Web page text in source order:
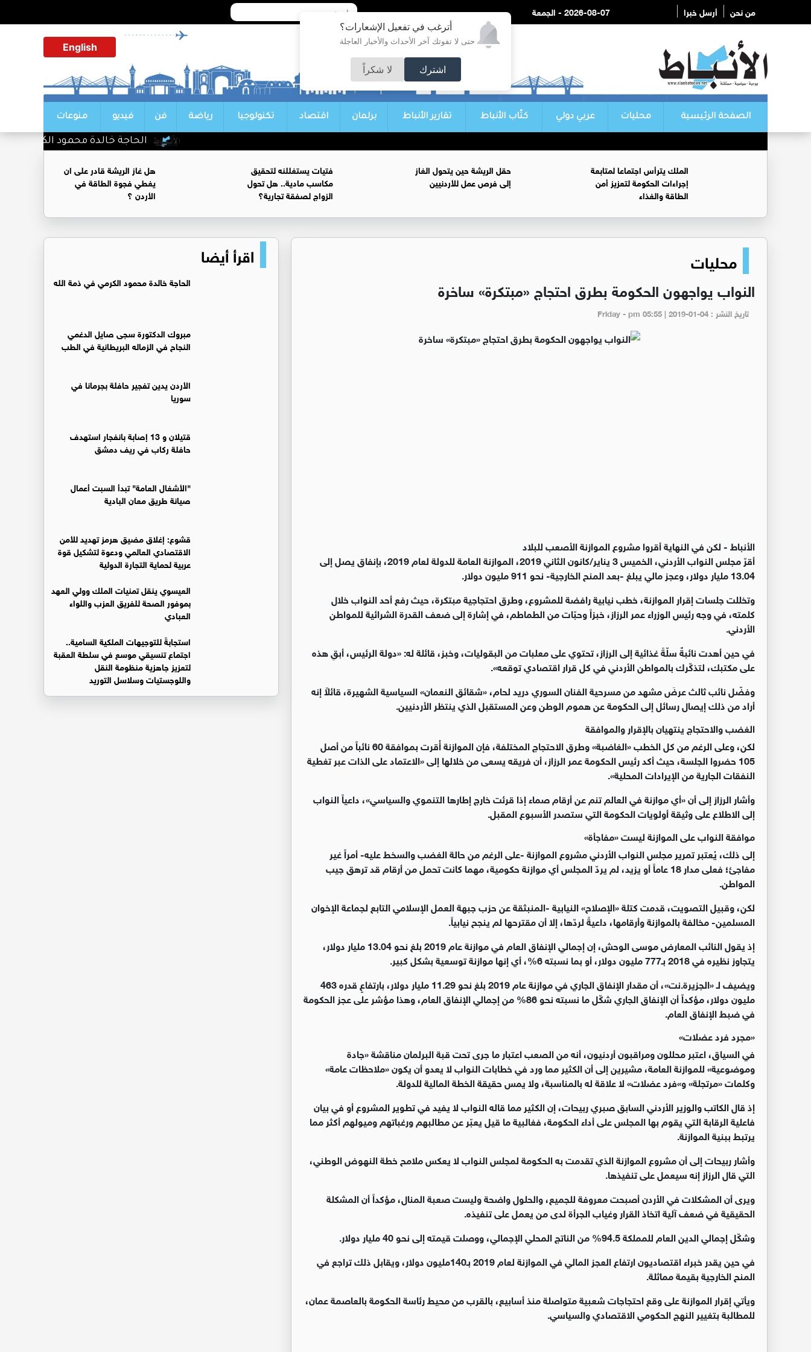
أترغب في تفعيل الإشعارات؟
حتى لا تفوتك آخر الأحداث والأخبار العاجلة
اشترك لا شكراً
من نحن أرسل خبرا 2026-08-07 - الجمعة
English
الصفحة الرئيسية محليات عربي دولي كتّاب الأنباط تقارير الأنباط برلمان اقتصاد تكنولوجيا رياضة فن فيديو منوعات
الحاجة خالدة محمود الكرمي في ذمة
الملك يترأس اجتماعا لمتابعة
إجراءات الحكومة لتعزيز أمن
الطاقة والغذاء
حقل الريشة حين يتحول الغاز
إلى فرص عمل للأردنيين
فتيات يستغللنه لتحقيق
مكاسب مادية.. هل تحول
الزواج لصفقة تجارية؟
هل غاز الريشة قادر على ان
يغطي فجوة الطاقة في
الأردن ؟
محليات
النواب يواجهون الحكومة بطرق احتجاج «مبتكرة» ساخرة
تاريخ النشر : Friday - pm 05:55 | 2019-01-04
الأنباط -لكن في النهاية أقروا مشروع الموازنة الأصعب للبلاد
أقرّ مجلس النواب الأردني، الخميس 3 يناير/كانون الثاني 2019، الموازنة العامة للدولة لعام 2019، بإنفاق يصل إلى
13.04 مليار دولار، وعجز مالي يبلغ -بعد المنح الخارجية- نحو 911 مليون دولار.
وتخللت جلسات إقرار الموازنة، خطب نيابية رافضة للمشروع، وطرق احتجاجية مبتكرة، حيث رفع أحد النواب خلال
كلمته، في وجه رئيس الوزراء عمر الرزاز، خبزاً وحبّات من الطماطم، في إشارة إلى ضعف القدرة الشرائية للمواطن
الأردني.
في حين أهدت نائبةٌ سلّةً غذائية إلى الرزاز، تحتوي على معلبات من البقوليات، وخبز، قائلة له: «دولة الرئيس، أبقِ هذه
على مكتبك، لتذكّرك بالمواطن الأردني في كل قرار اقتصادي توقعه».
وفضّل نائب ثالث عرضَ مشهد من مسرحية الفنان السوري دريد لحام، «شقائق النعمان» السياسية الشهيرة، قائلاً إنه
أراد من ذلك إيصال رسائل إلى الحكومة عن هموم الوطن وعن المستقبل الذي ينتظر الأردنيين.
الغضب والاحتجاج ينتهيان بالإقرار والموافقة
لكن، وعلى الرغم من كل الخطب «الغاضبة» وطرق الاحتجاج المختلفة، فإن الموازنة أُقرت بموافقة 60 نائباً من أصل
105 حضروا الجلسة، حيث أكد رئيس الحكومة عمر الرزاز، أن فريقه يسعى من خلالها إلى «الاعتماد على الذات عبر تغطية
النفقات الجارية من الإيرادات المحلية».
وأشار الرزاز إلى أن «أي موازنة في العالم تنم عن أرقام صماء إذا قرئت خارج إطارها التنموي والسياسي»، داعياً النواب
إلى الاطلاع على وثيقة أولويات الحكومة التي ستصدر الأسبوع المقبل.
موافقة النواب على الموازنة ليست «مفاجأة»
إلى ذلك، يُعتبر تمرير مجلس النواب الأردني مشروع الموازنة -على الرغم من حالة الغضب والسخط عليه- أمراً غير
مفاجئ؛ فعلى مدار 18 عاماً أو يزيد، لم يردّ المجلس أي موازنة حكومية، مهما كانت تحمل من أرقام قد ترهق جيب
المواطن.
لكن، وقبيل التصويت، قدمت كتلة «الإصلاح» النيابية -المنبثقة عن حزب جبهة العمل الإسلامي التابع لجماعة الإخوان
المسلمين- مخالفة بالموازنة وأرقامها، داعيةً لردّها، إلا أن مقترحها لم ينجح نيابياً.
إذ يقول النائب المعارض موسى الوحش، إن إجمالي الإنفاق العام في موازنة عام 2019 بلغ نحو 13.04 مليار دولار،
يتجاوز نظيره في 2018 بـ777 مليون دولار، أو بما نسبته 6%، أي إنها موازنة توسعية بشكل كبير.
ويضيف لـ «الجزيرة.نت»، أن مقدار الإنفاق الجاري في موازنة عام 2019 بلغ نحو 11.29 مليار دولار، بارتفاعٍ قدره 463
مليون دولار، مؤكداً أن الإنفاق الجاري شكّل ما نسبته نحو 86% من إجمالي الإنفاق العام، وهذا مؤشر على عجز الحكومة
في ضبط الإنفاق العام.
«مجرد فرد عضلات»
في السياق، اعتبر محللون ومراقبون أردنيون، أنه من الصعب اعتبار ما جرى تحت قبة البرلمان مناقشة «جادة
وموضوعية» للموازنة العامة، مشيرين إلى أن الكثير مما ورد في خطابات النواب لا يعدو أن يكون «ملاحظات عامة»
وكلمات «مرتجلة» و»فرد عضلات» لا علاقة له بالمناسبة، ولا يمس حقيقة الخطة المالية للدولة.
إذ قال الكاتب والوزير الأردني السابق صبري ربيحات، إن الكثير مما قاله النواب لا يفيد في تطوير المشروع أو في بيان
فاعلية الرقابة التي يقوم بها المجلس على أداء الحكومة، فغالبية ما قيل يعبّر عن مطالبهم ورغباتهم وميولهم أكثر مما
يرتبط ببنية الموازنة.
وأشار ربيحات إلى أن مشروع الموازنة الذي تقدمت به الحكومة لمجلس النواب لا يعكس ملامح خطة النهوض الوطني،
التي قال الرزاز إنه سيعمل على تنفيذها.
ويرى أن المشكلات في الأردن أصبحت معروفة للجميع، والحلول واضحة وليست صعبة المنال، مؤكداً أن المشكلة
الحقيقية في ضعف آلية اتخاذ القرار وغياب الجرأة لدى من يعمل على تنفيذه.
وشكّل إجمالي الدين العام للمملكة 94.5% من الناتج المحلي الإجمالي، ووصلت قيمته إلى نحو 40 مليار دولار.
في حين يقدر خبراء اقتصاديون ارتفاع العجز المالي في الموازنة لعام 2019 بـ140مليون دولار، ويقابل ذلك تراجع في
المنح الخارجية بقيمة مماثلة.
ويأتي إقرار الموازنة على وقع احتجاجات شعبية متواصلة منذ أسابيع، بالقرب من محيط رئاسة الحكومة بالعاصمة عمان،
للمطالبة بتغيير النهج الحكومي الاقتصادي والسياسي.
اقرأ أيضا
الحاجة خالدة محمود الكرمي في ذمة الله
مبروك الدكتورة سجى صايل الدغمي
النجاح في الزماله البريطانية في الطب
الأردن يدين تفجير حافلة بجرمانا في
سوريا
قتيلان و 13 إصابة بانفجار استهدف
حافلة ركاب في ريف دمشق
"الأشغال العامة" تبدأ السبت أعمال
صيانة طريق معان البادية
قشوع: إغلاق مضيق هرمز تهديد للأمن
الاقتصادي العالمي ودعوة لتشكيل قوة
عربية لحماية التجارة الدولية
العيسوي ينقل تمنيات الملك وولي العهد
بموفور الصحة للفريق العزب واللواء
العبادي
استجابةً للتوجيهات الملكية السامية..
اجتماع تنسيقي موسع في سلطة العقبة
لتعزيز جاهزية منظومة النقل
واللوجستيات وسلاسل التوريد